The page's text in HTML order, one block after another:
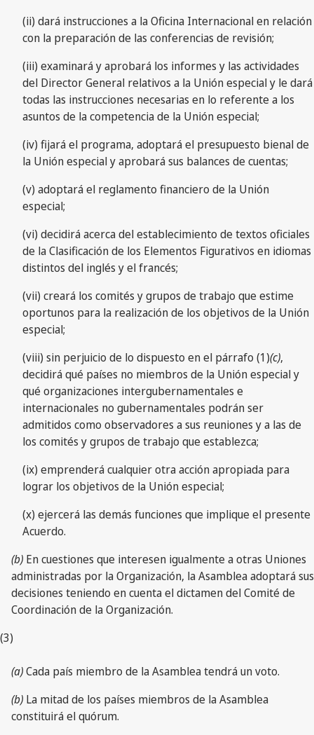
(ii) dará instrucciones a la Oficina Internacional en relación
con la preparación de las conferencias de revisión;
(iii) examinará y aprobará los informes y las actividades
del Director General relativos a la Unión especial y le dará
todas las instrucciones necesarias en lo referente a los
asuntos de la competencia de la Unión especial;
(iv) fijará el programa, adoptará el presupuesto bienal de
la Unión especial y aprobará sus balances de cuentas;
(v) adoptará el reglamento financiero de la Unión
especial;
(vi) decidirá acerca del establecimiento de textos oficiales
de la Clasificación de los Elementos Figurativos en idiomas
distintos del inglés y el francés;
(vii) creará los comités y grupos de trabajo que estime
oportunos para la realización de los objetivos de la Unión
especial;
(viii) sin perjuicio de lo dispuesto en el párrafo (1)(c),
decidirá qué países no miembros de la Unión especial y
qué organizaciones intergubernamentales e
internacionales no gubernamentales podrán ser
admitidos como observadores a sus reuniones y a las de
los comités y grupos de trabajo que establezca;
(ix) emprenderá cualquier otra acción apropiada para
lograr los objetivos de la Unión especial;
(x) ejercerá las demás funciones que implique el presente
Acuerdo.
(b) En cuestiones que interesen igualmente a otras Uniones
administradas por la Organización, la Asamblea adoptará sus
decisiones teniendo en cuenta el dictamen del Comité de
Coordinación de la Organización.
(3)
(a)Cada país miembro de la Asamblea tendrá un voto.
(b) La mitad de los países miembros de la Asamblea
constituirá el quórum.